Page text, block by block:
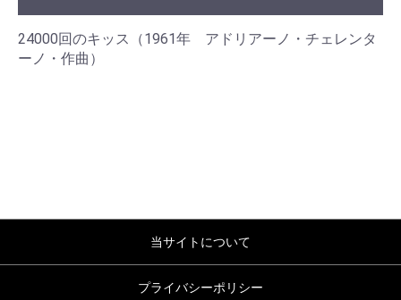
24000回のキッス（1961年 アドリアーノ・チェレンタ
ーノ・作曲）
当サイトについて
プライバシーポリシー